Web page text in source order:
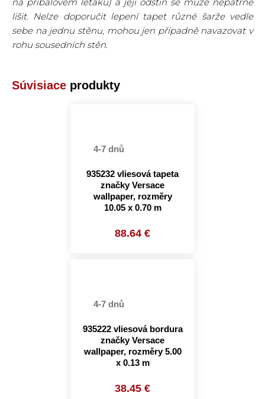
lišit. Nelze doporučit lepení tapet různé šarže vedle
sebe na jednu stěnu, mohou jen případně navazovat v
rohu sousedních stěn.
Súvisiace produkty
4-7 dnů
935232 vliesová tapeta
značky Versace
wallpaper, rozměry
10.05 x 0.70 m
88.64 €
4-7 dnů
935222 vliesová bordura
značky Versace
wallpaper, rozměry 5.00
x 0.13 m
38.45 €